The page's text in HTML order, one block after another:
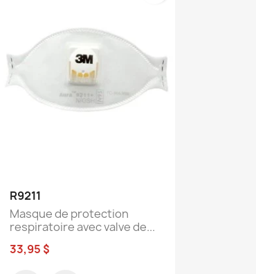

R9211
Masque de protection
respiratoire avec valve de...
33,95 $